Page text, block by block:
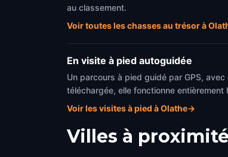
au classement.
Voir toutes les chasses au trésor à
En visite à pied autoguidée
Un parcours à pied guidé par GPS,
téléchargée, elle fonctionne entièrement
Voir les visites à pied à Olathe→
Villes à proximité